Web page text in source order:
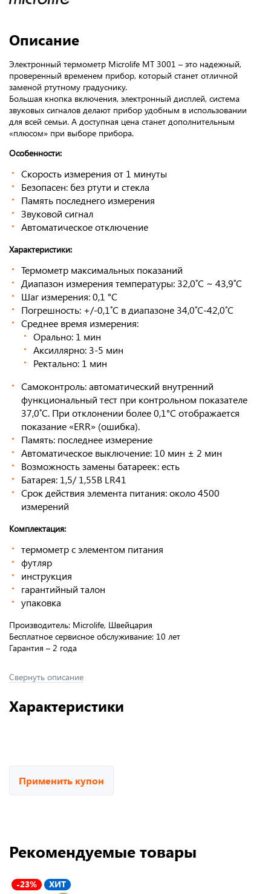
Описание
Электронный термометр Microlife MT 3001 – это надежный,
проверенный временем прибор, который станет отличной
заменой ртутному градуснику.
Большая кнопка включения, электронный дисплей, система
звуковых сигналов делают прибор удобным в использовании
для всей семьи. А доступная цена станет дополнительным
«плюсом» при выборе прибора.
Особенности:
Скорость измерения от 1 минуты
Безопасен: без ртути и стекла
Память последнего измерения
Звуковой сигнал
Автоматическое отключение
Характеристики:
Термометр максимальных показаний
Диапазон измерения температуры: 32,0˚C ~ 43,9˚C
Шаг измерения: 0,1 °С
Погрешность: +/-0,1˚C в диапазоне 34,0˚C-42,0˚C
Среднее время измерения:
Орально: 1 мин
Аксиллярно: 3-5 мин
Ректально: 1 мин
Самоконтроль: автоматический внутренний
функциональный тест при контрольном показателе
37,0˚C. При отклонении более 0,1°С отображается
показание «ERR» (ошибка).
Память: последнее измерение
Автоматическое выключение: 10 мин ± 2 мин
Возможность замены батареек: есть
Батарея: 1,5/ 1,55В LR41
Срок действия элемента питания: около 4500
измерений
Комплектация:
термометр с элементом питания
футляр
инструкция
гарантийный талон
упаковка
Производитель: Microlife, Швейцария
Бесплатное сервисное обслуживание: 10 лет
Гарантия – 2 года
Свернуть описание
Характеристики
Применить купон
Рекомендуемые товары
-23% ХИТ